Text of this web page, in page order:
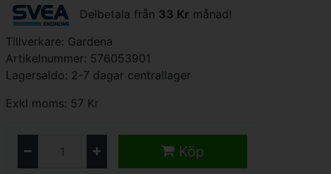
Delbetala från 33 Kr månad!
Tillverkare: Gardena
Artikelnummer: 576053901
Lagersaldo: 2-7 dagar centrallager
Exkl moms: 57 Kr
Köp